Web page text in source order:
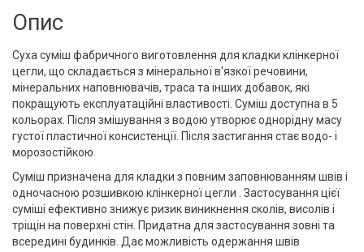
Опис
Суха суміш фабричного виготовлення для кладки клінкерної
цегли, що складається з мінеральної в'язкої речовини,
мінеральних наповнювачів, траса та інших добавок, які
покращують експлуатаційні властивості. Суміш доступна в 5
кольорах. Після змішування з водою утворює однорідну масу
густої пластичної консистенції. Після застигання стає водо- і
морозостійкою.
Суміш призначена для кладки з повним заповнюванням швів і
одночасною розшивкою клінкерної цегли . Застосування цієї
суміші ефективно знижує ризик виникнення сколів, висолів і
тріщін на поверхні стін. Придатна для застосування зовні та
всередині будинків. Дає можливість одержання швів